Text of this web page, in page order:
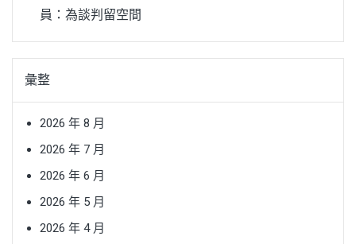
員：為談判留空間
彙整
2026 年 8 月
2026 年 7 月
2026 年 6 月
2026 年 5 月
2026 年 4 月